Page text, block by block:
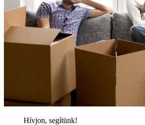
Hívjon, segítünk!